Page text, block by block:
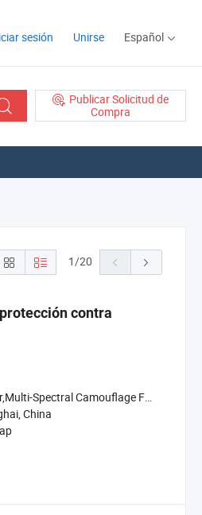
sesión Unirse Español
Publicar Solicitud de
Compra
1/20
contra
Spectral Camouflage Fabric ...
China